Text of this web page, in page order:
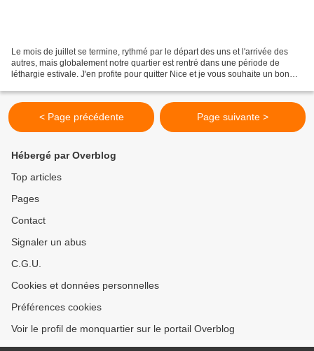
Le mois de juillet se termine, rythmé par le départ des uns et l'arrivée des
autres, mais globalement notre quartier est rentré dans une période de
léthargie estivale. J'en profite pour quitter Nice et je vous souhaite un bon
< Page précédente Page suivante >
Hébergé par Overblog
Top articles
Pages
Contact
Signaler un abus
C.G.U.
Cookies et données personnelles
Préférences cookies
Voir le profil de monquartier sur le portail Overblog